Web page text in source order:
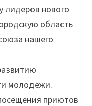
лидеров нового
область
нашего
молодёжи.
приютов